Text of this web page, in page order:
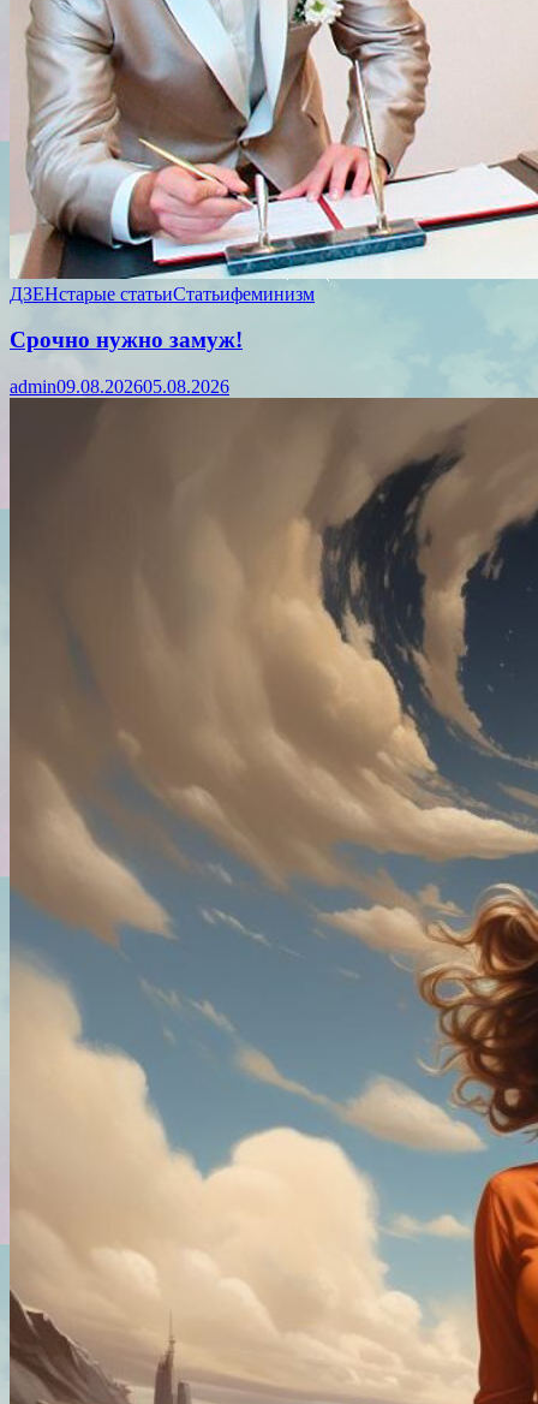
ДЗЕНстарые статьиСтатьифеминизм
Срочно нужно замуж!
admin09.08.202605.08.2026